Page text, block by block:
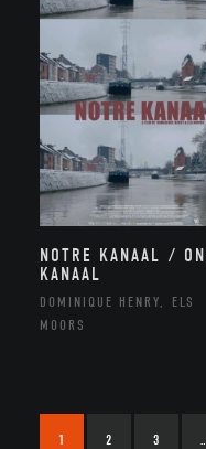
NOTRE KANAAL /
KANAAL
DOMINIQUE HENRY, ELS
MOORS
1 2 3